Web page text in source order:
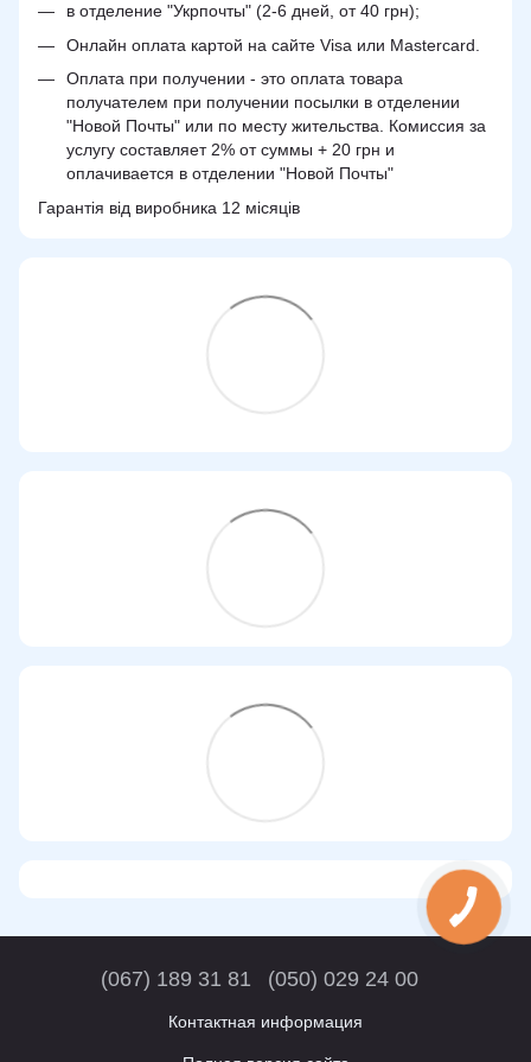
в отделение "Укрпочты" (2-6 дней, от 40 грн);
Онлайн оплата картой на сайте Visa или Mastercard.
Оплата при получении - это оплата товара
получателем при получении посылки в отделении
"Новой Почты" или по месту жительства. Комиссия за
услугу составляет 2% от суммы + 20 грн и
оплачивается в отделении "Новой Почты"
Гарантія від виробника 12 місяців
(067) 189 31 81 (050) 029 24 00
Контактная информация